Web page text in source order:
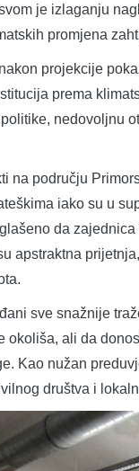
je izlaganju
promjena
projekcije
prema
nedovoljnu
na području
iako su u
da
apstraktna
sve snažnije
okoliša, ali da
Kao nužan
društva i